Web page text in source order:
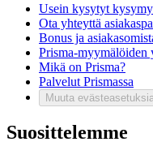
Usein kysytyt
Ota yhteyttä
Bonus ja
Prisma-myymälöiden
Mikä on Prisma?
Palvelut Prismassa
Muuta evästeasetuksia
Suosittelemme